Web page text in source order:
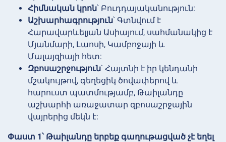
Հիմնական կրոն՝ Բուդդայականություն:
Աշխարհագրություն՝ Գտնվում է
Հարավարևելյան Ասիայում, սահմանակից է
Մյանմարի, Լաոսի, Կամբոջայի և
Մալայզիայի հետ:
Զբոսաշրջություն՝ Հայտնի է իր կենդանի
մշակույթով, գեղեցիկ ծովափերով և
հարուստ պատմությամբ, Թաիլանդը
աշխարհի առաջատար զբոսաշրջային
վայրերից մեկն է:
Փաստ 1՝ Թաիլանդը երբեք գաղութացված չէ եղել